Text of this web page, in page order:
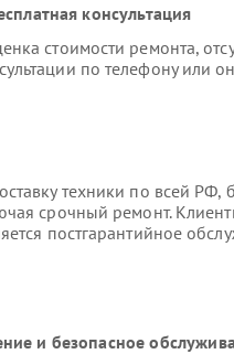
консультация
стоимости ремонта,
по телефону или
техники по всей РФ,
срочный ремонт.
постгарантийное
и безопасное